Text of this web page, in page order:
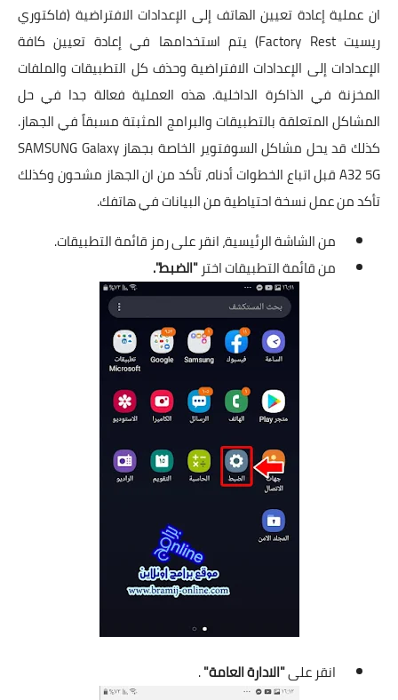
ان عملية إعادة تعيين الهاتف إلى الإعدادات الافتراضية (فاكتوري
ريسيت Factory Rest) يتم استخدامها في إعادة تعيين كافة
الإعدادات إلى الإعدادات الافتراضية وحذف كل التطبيقات والملفات
المخزنة في الذاكرة الداخلية. هذه العملية فعالة جدا في حل
المشاكل المتعلقة بالتطبيقات والبرامج المثبتة مسبقاً في الجهاز.
كذلك قد يحل مشاكل السوفتوير الخاصة بجهازSAMSUNG Galaxy
A32 5Gقبل اتباع الخطوات أدناه، تأكد من ان الجهاز مشحون وكذلك
تأكد من عمل نسخة احتياطية من البيانات في هاتفك.
من الشاشة الرئيسية، انقر على رمز قائمة التطبيقات.
من قائمة التطبيقات اختر "الضبط".
انقر على"الادارة العامة".